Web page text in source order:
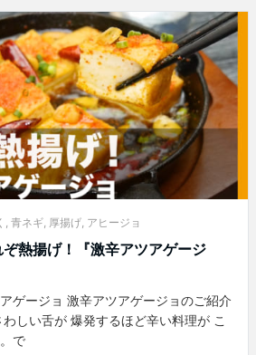
, 青ネギ, 厚揚げ, アヒージョ
ぞ熱揚げ！『激辛アツアゲージ
ゲージョ 激辛アツアゲージョのご紹介
しい舌が 爆発するほど辛い料理が こ
で